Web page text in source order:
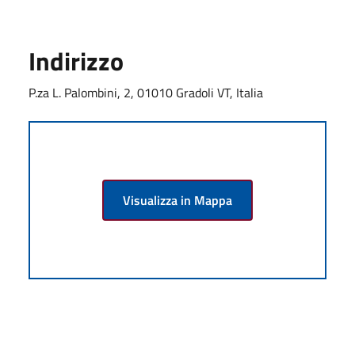
Indirizzo
P.za L. Palombini, 2, 01010 Gradoli VT, Italia
Visualizza in Mappa